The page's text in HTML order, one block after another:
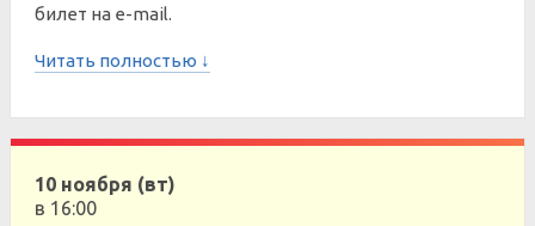
билет на e-mail.
Читать полностью ↓
10 ноября (вт)
в 16:00